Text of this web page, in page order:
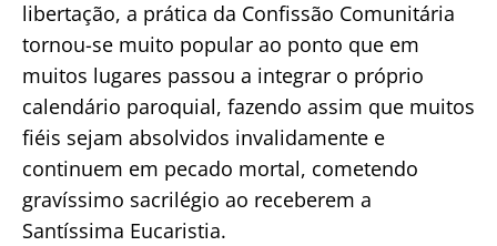
libertação, a prática da Confissão Comunitária
tornou-se muito popular ao ponto que em
muitos lugares passou a integrar o próprio
calendário paroquial, fazendo assim que muitos
fiéis sejam absolvidos invalidamente e
continuem em pecado mortal, cometendo
gravíssimo sacrilégio ao receberem a
Santíssima Eucaristia.